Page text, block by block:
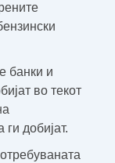
банки и
во текот
добијат.